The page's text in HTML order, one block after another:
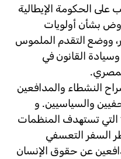
الحكومة الإیطالیة
بشأن أولویات
ووضع التقدم الملموس
القانون في
النشطاء والمدافعين
والسیاسیین. و
إغلاق القضیة 173/2011 التي تستھدف المنظمات
السفر التعسفي
عن حقوق الإنسان